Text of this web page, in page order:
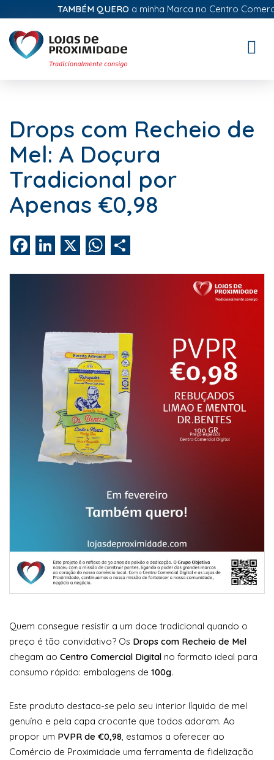
TAMBÉM QUEROa minha Marca no Centro
Drops com Recheio de
Mel: A Doçura
Tradicional por
Apenas €0,98
FacebookLinkedIn WhatsApp
Quem consegue resistir a um doce tradicional quando o
preço é tão convidativo? Os Drops com Recheio de Mel
chegam ao Centro Comercial Digital no formato ideal para
consumo rápido: embalagens de 100g.
Este produto destaca-se pelo seu interior líquido de mel
genuíno e pela capa crocante que todos adoram. Ao
propor um PVPR de €0,98 , estamos a oferecer ao
Comércio de Proximidade uma ferramenta de fidelização